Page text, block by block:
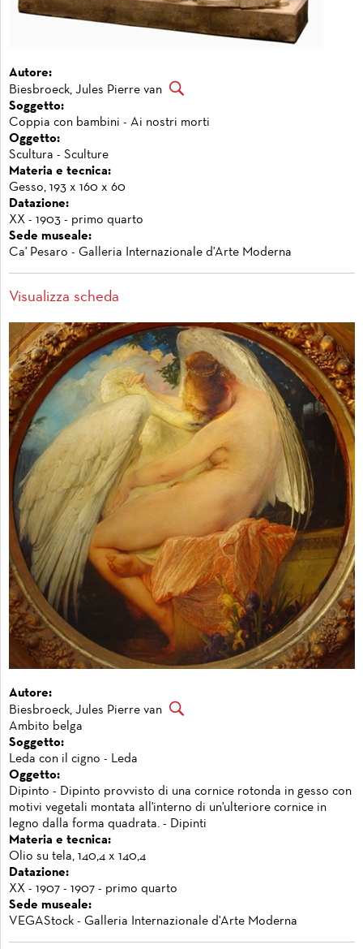
Autore:
Biesbroeck, Jules Pierre van
Soggetto:
Coppia con bambini - Ai nostri morti
Oggetto:
Scultura - Sculture
Materia e tecnica:
Gesso, 193 x 160 x 60
Datazione:
XX - 1903 - primo quarto
Sede museale:
Ca' Pesaro - Galleria Internazionale d'Arte Moderna
Visualizza scheda
Autore:
Biesbroeck, Jules Pierre van
Ambito belga
Soggetto:
Leda con il cigno - Leda
Oggetto:
Dipinto - Dipinto provvisto di una cornice rotonda in gesso con
motivi vegetali montata all'interno di un'ulteriore cornice in
legno dalla forma quadrata. - Dipinti
Materia e tecnica:
Olio su tela, 140,4 x 140,4
Datazione:
XX - 1907 - 1907 - primo quarto
Sede museale:
VEGAStock - Galleria Internazionale d'Arte Moderna